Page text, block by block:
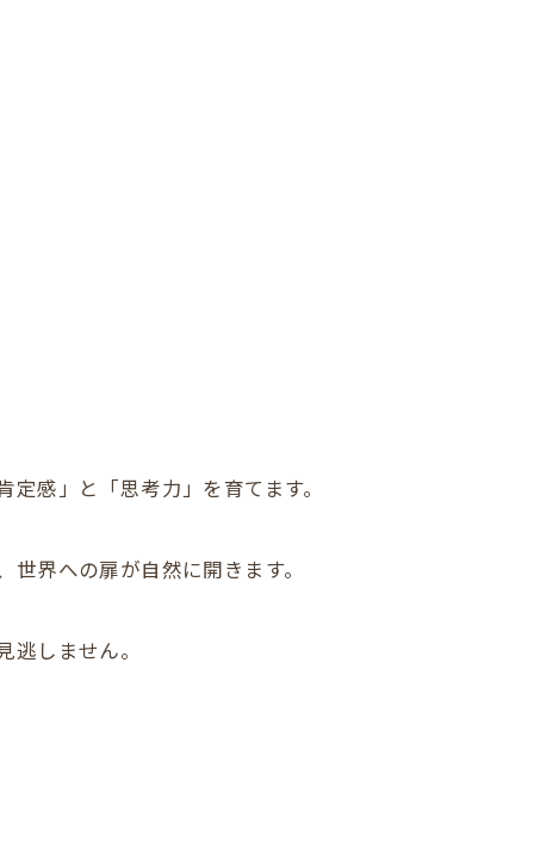
感」と「思考力」を育てます。
界への扉が自然に開きます。
しません。